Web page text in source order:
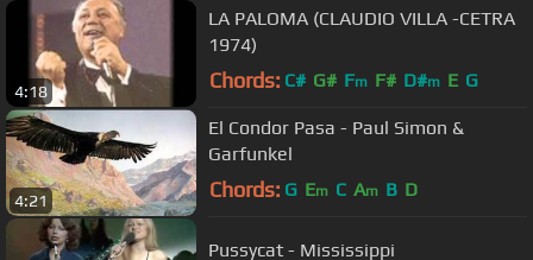
4:18
LA PALOMA (CLAUDIO VILLA -CETRA
1974)
Chords: C# G# Fm F# D#m E G
4:21
El Condor Pasa - Paul Simon &
Garfunkel
Chords: G Em C Am B D
Pussycat - Mississippi